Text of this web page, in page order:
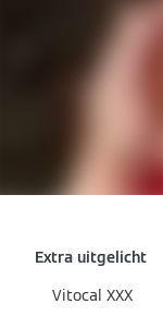
Extra uitgelicht
Vitocal XXX